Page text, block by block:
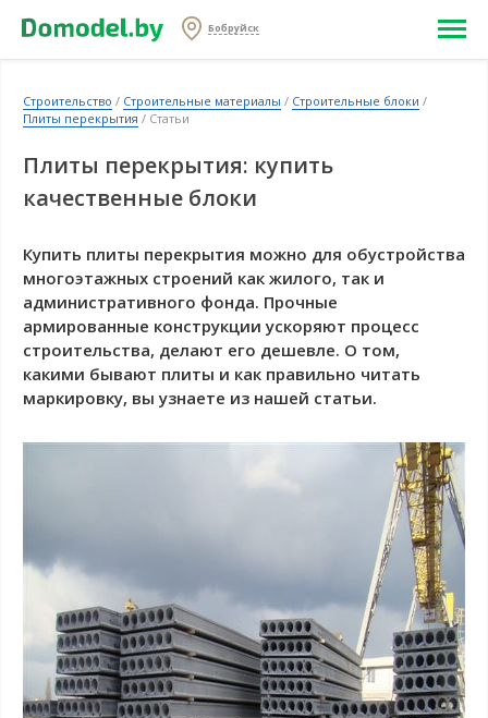
Бобруйск
Строительство / Строительные материалы / Строительные блоки /
Плиты перекрытия / Статьи
Плиты перекрытия: купить
качественные блоки
Купить плиты перекрытия можно для обустройства
многоэтажных строений как жилого, так и
административного фонда. Прочные
армированные конструкции ускоряют процесс
строительства, делают его дешевле. О том,
какими бывают плиты и как правильно читать
маркировку, вы узнаете из нашей статьи.